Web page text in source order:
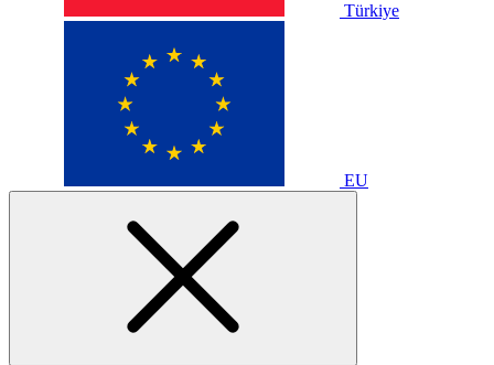
Türkiye
EU